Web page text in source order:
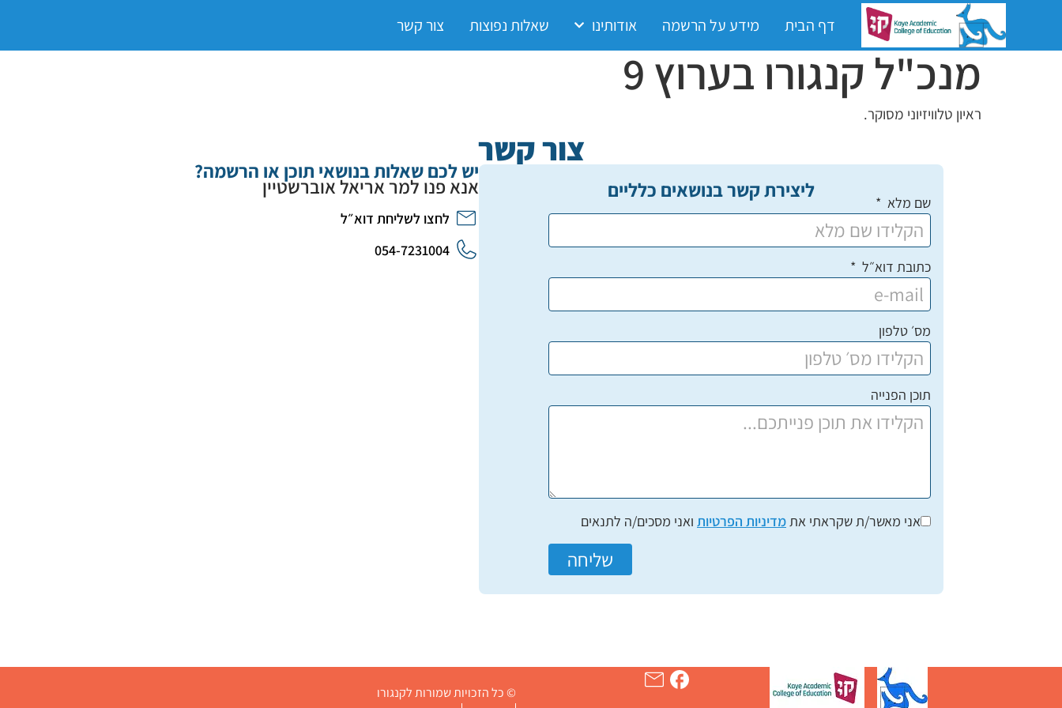
דף הבית מידע על הרשמה אודותינו שאלות נפוצות צור קשר
מנכ"ל קנגורו בערוץ 9
ראיון טלוויזיוני מסוקר.
צור קשר
ליצירת קשר בנושאים כלליים
שם מלא
כתובת דוא״ל
מס׳ טלפון
תוכן הפנייה
אני מאשר/ת שקראתי אתמדיניות הפרטיות ואני מסכים/ה לתנאים
שליחה
יש לכם שאלות בנושאי תוכן או הרשמה?
אנא פנו למר אריאל אוברשטיין
לחצו לשליחת דוא״ל
054-7231004
© כל הזכויות שמורות לקנגורו